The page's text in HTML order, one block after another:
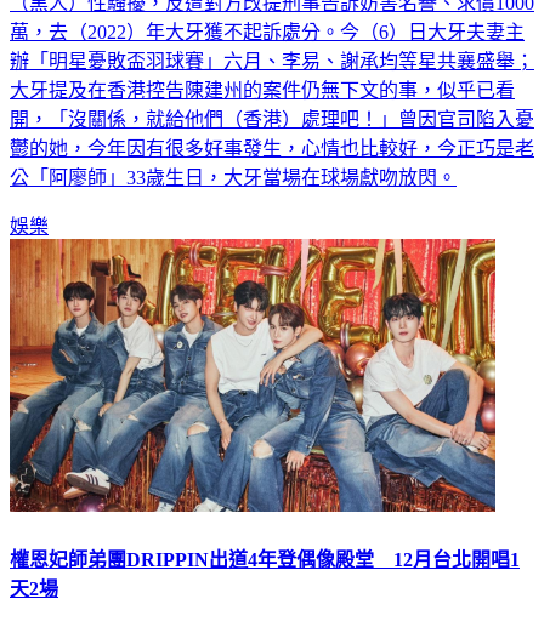
萬，去（2022）年大牙獲不起訴處分。今（6）日大牙夫妻主
辦「明星憂敗盃羽球賽」六月、李易、謝承均等星共襄盛舉；
大牙提及在香港控告陳建州的案件仍無下文的事，似乎已看
開，「沒關係，就給他們（香港）處理吧！」曾因官司陷入憂
鬱的她，今年因有很多好事發生，心情也比較好，今正巧是老
公「阿廖師」33歲生日，大牙當場在球場獻吻放閃。
娛樂
權恩妃師弟團DRIPPIN出道4年登偶像殿堂 12月台北開唱1
天2場